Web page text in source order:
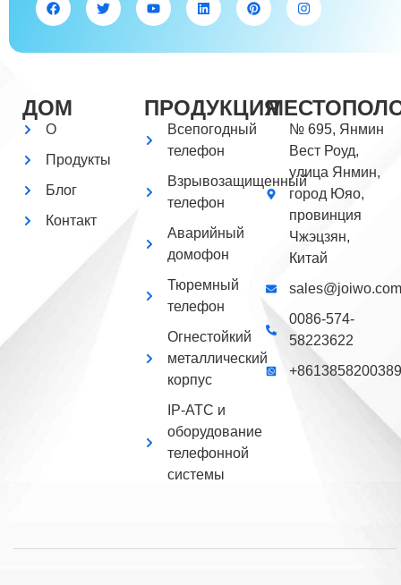
ДОМ
О
Продукты
Блог
Контакт
ПРОДУКЦИЯ
Всепогодный
телефон
Взрывозащищенный
телефон
Аварийный
домофон
Тюремный
телефон
Огнестойкий
металлический
корпус
IP-АТС и
оборудование
телефонной
системы
№ 695, Янмин
Вест Роуд,
улица Янмин,
город Юяо,
провинция
Чжэцзян,
Китай
sales@joiwo.com
0086-574-
58223622
+8613858200389